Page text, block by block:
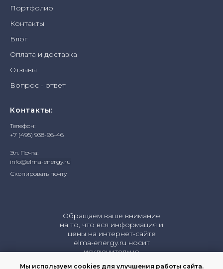
Портфолио
Контакты
Блог
Оплата и доставка
Отзывы
Вопрос - ответ
Контакты:
Телефон:
+7 (495) 938-96-46
Эл. Почта:
info@elma-energy.ru
Скопировать почту
Обращаем ваше внимание
на то, что вся информация и
цены на интернет-сайте
elma-energy.ru носит
исключительно
Мы используем cookies для улучшения работы сайта.